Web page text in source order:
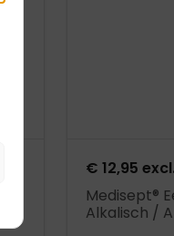
€ 12,95
Medisept®
Alkalisch /